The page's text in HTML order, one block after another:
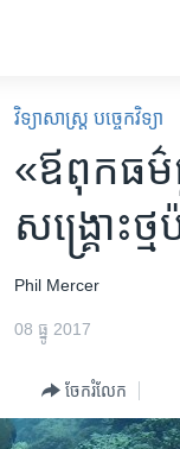
វិទ្យាសាស្ត្រ បច្ចេកវិទ្យា
​«ឪពុក​ធម៌​ផ្
សង្គ្រោះ​
Phil Mercer
08 ធ្នូ 2017
ចែករំលែក